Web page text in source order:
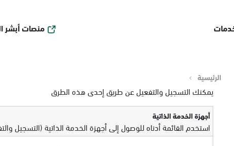
منصات أبشر
الرئيسية
يمكنك التسجيل والتفعيل عن طريق إحدى هذه الطرق
أجهزة الخدمة الذاتية
استخدم القائمة أدناه للوصول إلى أجهزة الخدمة الذاتية (التسجيل